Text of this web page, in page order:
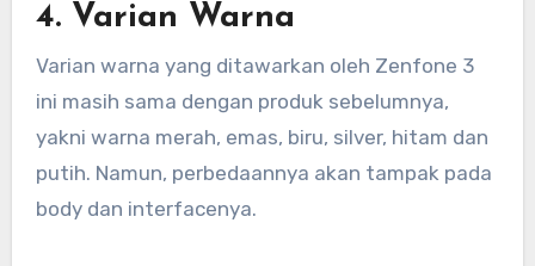
4. Varian Warna
Varian warna yang ditawarkan oleh Zenfone 3
ini masih sama dengan produk sebelumnya,
yakni warna merah, emas, biru, silver, hitam dan
putih. Namun, perbedaannya akan tampak pada
body dan interfacenya.